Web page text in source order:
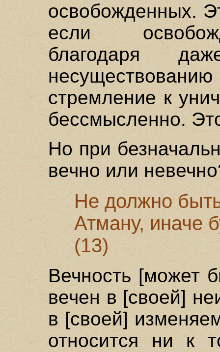
освобожденных.
если
благодаря
стремление к
бессмысленно.
Но при
вечно или
Не должно
Атману, иначе
(13)
Вечность [может
вечен в [своей]
в [своей]
относится ни к